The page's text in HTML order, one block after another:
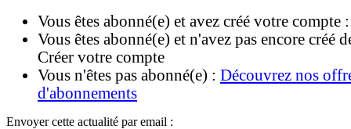
Vous êtes abonné(e) et avez créé votre compte
Vous êtes abonné(e) et n'avez pas encore créé
Créer votre compte
Vous n'êtes pas abonné(e) : Découvrez nos
d'abonnements
Envoyer cette actualité par email :